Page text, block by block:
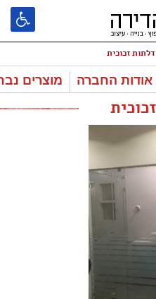
דלתות זכוכית
אודות החברה מוצרים